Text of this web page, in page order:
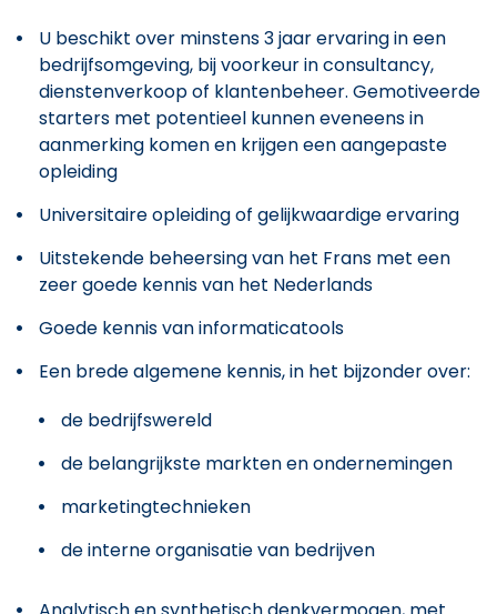
U beschikt over minstens 3 jaar ervaring in een
bedrijfsomgeving, bij voorkeur in consultancy,
dienstenverkoop of klantenbeheer. Gemotiveerde
starters met potentieel kunnen eveneens in
aanmerking komen en krijgen een aangepaste
opleiding
Universitaire opleiding of gelijkwaardige ervaring
Uitstekende beheersing van het Frans met een
zeer goede kennis van het Nederlands
Goede kennis van informaticatools
Een brede algemene kennis, in het bijzonder over:
de bedrijfswereld
de belangrijkste markten en ondernemingen
marketingtechnieken
de interne organisatie van bedrijven